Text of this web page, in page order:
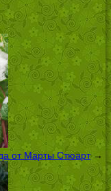
от Марты Стюарт→